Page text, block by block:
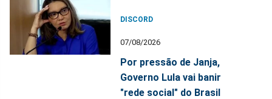
DISCORD
07/08/2026
Por pressão de Janja,
Governo Lula vai banir
"rede social" do Brasil